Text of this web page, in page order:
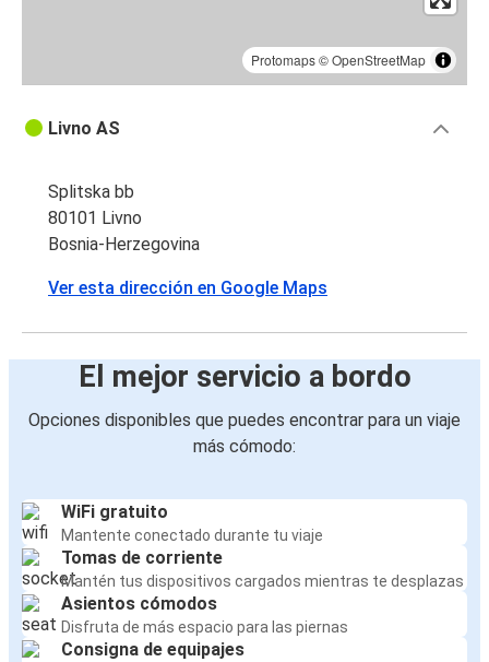
Protomaps©OpenStreetMap
Livno AS
Splitska bb
80101 Livno
Bosnia-Herzegovina
Ver esta dirección en Google Maps
El mejor servicio a bordo
Opciones disponibles que puedes encontrar para un viaje
más cómodo:
WiFi gratuito
Mantente conectado durante tu viaje
Tomas de corriente
Mantén tus dispositivos cargados mientras te desplazas
Asientos cómodos
Disfruta de más espacio para las piernas
Consigna de equipajes